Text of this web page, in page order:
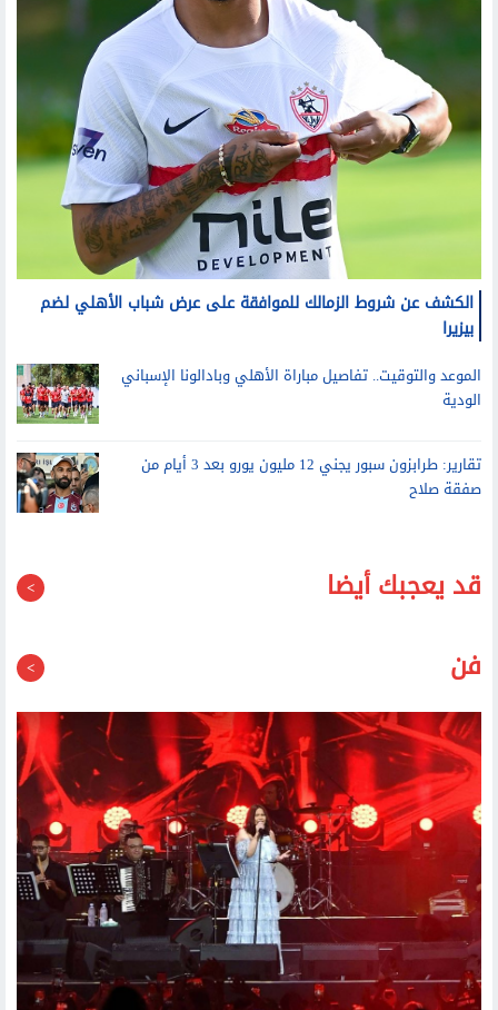
الكشف عن شروط الزمالك للموافقة على عرض شباب الأهلي لضم
بيزيرا
الموعد والتوقيت.. تفاصيل مباراة الأهلي وبادالونا الإسباني
الودية
تقارير: طرابزون سبور يجني 12 مليون يورو بعد 3 أيام من
صفقة صلاح
قد يعجبك أيضا
فن